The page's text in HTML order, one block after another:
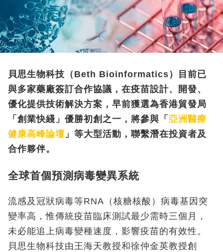
貝思生物科技（Beth Bioinformatics）目前已
與多家藥廠簽訂合作協議，在疫苗設計、開發、
優化提供技術解決方案，早前獲選為香港貿發局
「創業快綫」優勝初創之一，將參與「 亞洲醫療
健康高峰論壇 」等大型活動，聯繫潛在投資者及
合作夥伴。
全球首個預測病毒變異系統
流感及冠狀病毒等RNA（核糖核酸）病毒基因突
變率高，惟傳統疫苗臨床測試最少需時三個月，
未必能追上病毒變種速度，影響疫苗的有效性。
貝思生物科技由王海天教授和徐仲金英教授創